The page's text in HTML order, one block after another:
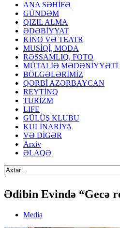
ANA SƏHİFƏ
GÜNDƏM
QIZIL ALMA
ƏDƏBİYYAT
KİNO VƏ TEATR
MUSİQİ, MODA
RƏSSAMLIQ, FOTO
MÜTALİƏ MƏDƏNİYYƏTİ
BÖLGƏLƏRİMİZ
QƏRBİ AZƏRBAYCAN
REYTİNQ
TURİZM
LIFE
GÜLÜŞ KLUBU
KULİNARİYA
VƏ DİGƏR
Arxiv
ƏLAQƏ
Ədibin Evində “Gecə
Media